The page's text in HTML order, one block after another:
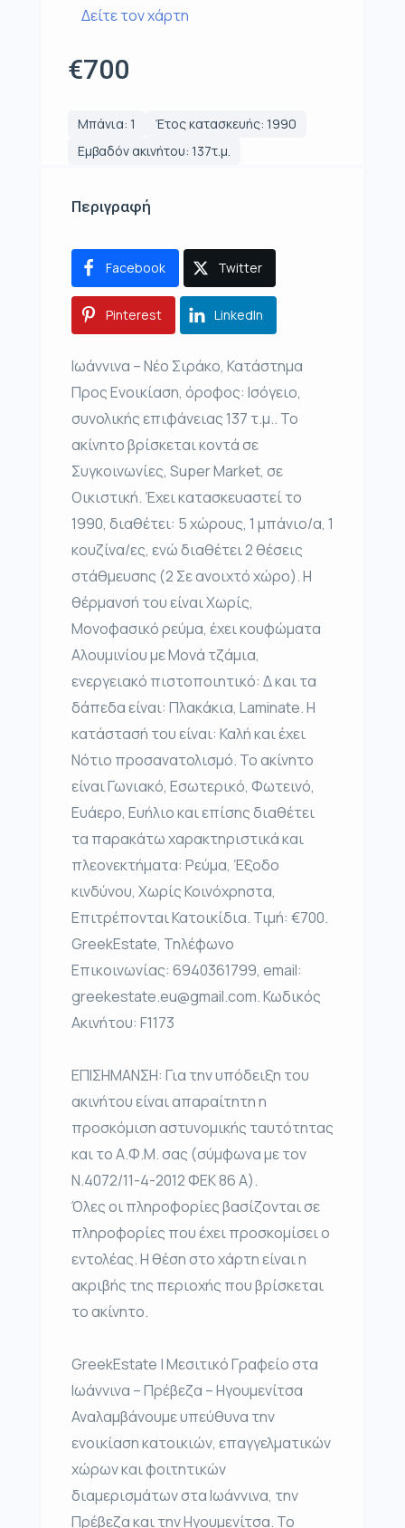
Δείτε τον χάρτη
€700
Μπάνια: 1
Έτος κατασκευής: 1990
Εμβαδόν ακινήτου: 137τ.μ.
Περιγραφή
Facebook Twitter
Pinterest LinkedIn
Ιωάννινα – Νέο Σιράκο, Κατάστημα
Προς Ενοικίαση, όροφος: Ισόγειο,
συνολικής επιφάνειας 137 τ.μ.. Το
ακίνητο βρίσκεται κοντά σε
Συγκοινωνίες, Super Market, σε
Οικιστική. Έχει κατασκευαστεί το
1990, διαθέτει: 5 χώρους, 1 μπάνιο/α, 1
κουζίνα/ες, ενώ διαθέτει 2 θέσεις
στάθμευσης (2 Σε ανοιχτό χώρο). Η
θέρμανσή του είναι Χωρίς,
Μονοφασικό ρεύμα, έχει κουφώματα
Αλουμινίου με Μονά τζάμια,
ενεργειακό πιστοποιητικό: Δ και τα
δάπεδα είναι: Πλακάκια, Laminate. Η
κατάστασή του είναι: Καλή και έχει
Νότιο προσανατολισμό. Το ακίνητο
είναι Γωνιακό, Εσωτερικό, Φωτεινό,
Ευάερο, Ευήλιο και επίσης διαθέτει
τα παρακάτω χαρακτηριστικά και
πλεονεκτήματα: Ρεύμα, Έξοδο
κινδύνου, Χωρίς Κοινόχρηστα,
Επιτρέπονται Κατοικίδια. Τιμή: €700.
GreekEstate, Τηλέφωνο
Επικοινωνίας: 6940361799, email:
greekestate.eu@gmail.com. Κωδικός
Ακινήτου: F1173
ΕΠΙΣΗΜΑΝΣΗ: Για την υπόδειξη του
ακινήτου είναι απαραίτητη η
προσκόμιση αστυνομικής ταυτότητας
και το Α.Φ.Μ. σας (σύμφωνα με τον
Ν.4072/11-4-2012 ΦΕΚ 86 Α).
Όλες οι πληροφορίες βασίζονται σε
πληροφορίες που έχει προσκομίσει ο
εντολέας. Η θέση στο χάρτη είναι η
ακριβής της περιοχής που βρίσκεται
το ακίνητο.
GreekEstate | Μεσιτικό Γραφείο στα
Ιωάννινα – Πρέβεζα – Ηγουμενίτσα
Αναλαμβάνουμε υπεύθυνα την
ενοικίαση κατοικιών, επαγγελματικών
χώρων και φοιτητικών
διαμερισμάτων στα Ιωάννινα, την
Πρέβεζα και την Ηγουμενίτσα. Το